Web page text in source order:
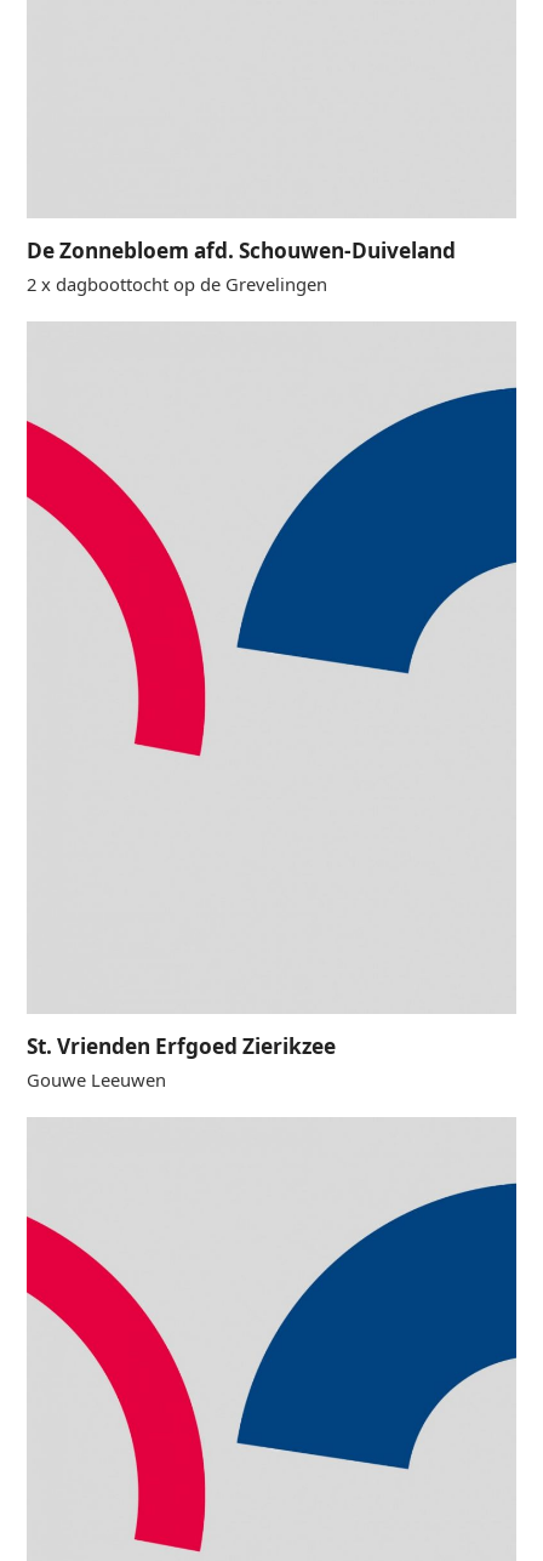
De Zonnebloem afd. Schouwen-Duiveland
2 x dagboottocht op de Grevelingen
St. Vrienden Erfgoed Zierikzee
Gouwe Leeuwen